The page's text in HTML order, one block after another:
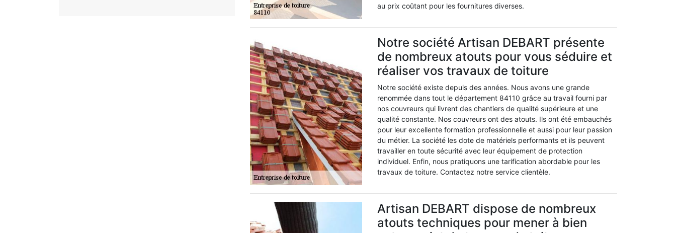
au prix coûtant pour les fournitures diverses.
Notre société Artisan DEBART présente
de nombreux atouts pour vous séduire et
réaliser vos travaux de toiture
Notre société existe depuis des années. Nous avons une grande
renommée dans tout le département 84110 grâce au travail fourni par
nos couvreurs qui livrent des chantiers de qualité supérieure et une
qualité constante. Nos couvreurs ont des atouts. Ils ont été embauchés
pour leur excellente formation professionnelle et aussi pour leur passion
du métier. La société les dote de matériels performants et ils peuvent
travailler en toute sécurité avec leur équipement de protection
individuel. Enfin, nous pratiquons une tarification abordable pour les
travaux de toiture. Contactez notre service clientèle.
Artisan DEBART dispose de nombreux
atouts techniques pour mener à bien